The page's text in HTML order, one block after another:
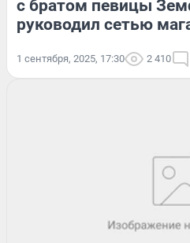
с братом певицы
руководил сетью
1 сентября, 2025, 17:30 2 410